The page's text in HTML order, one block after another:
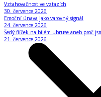
Vztahovačnost ve vztazích
30. července 2026
Emoční únava jako varovný signál
24. července 2026
Šedý flíček na bílém ubruse aneb proč
21. července 2026